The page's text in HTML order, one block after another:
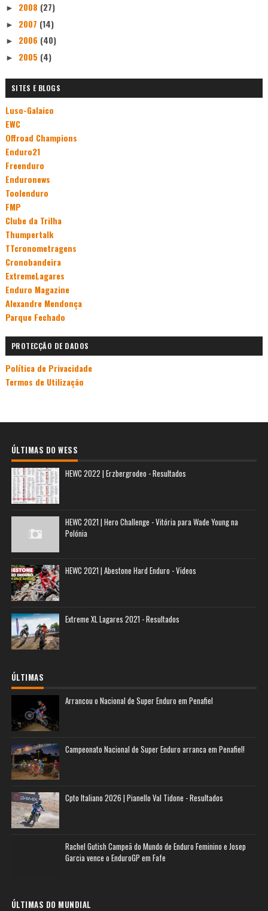
► 2008 (27)
► 2007 (14)
► 2006 (40)
► 2005 (4)
SITES E BLOGS
Luso-Galaico
EWC
Offroad Champions
Enduro21
Freenduro
Enduronews
Toolenduro
FMP
Clube da Trilha
Thumpertalk
TTcronometragens
Cronobandeira
ExtremeLagares
Enduro Magazine
Alexandre Mendonça
Parque Fechado
PROTECÇÃO DE DADOS
Política de Privacidade
Termos de Utilização
ÚLTIMAS DO WESS
HEWC 2022 | Erzbergrodeo - Resultados
HEWC 2021 | Hero Challenge - Vitória para Wade Young na
Polónia
HEWC 2021 | Abestone Hard Enduro - Videos
Extreme XL Lagares 2021 - Resultados
ÚLTIMAS
Arrancou o Nacional de Super Enduro em Penafiel
Campeonato Nacional de Super Enduro arranca em Penafiel!
Cpto Italiano 2026 | Pianello Val Tidone - Resultados
Rachel Gutish Campeã do Mundo de Enduro Feminino e Josep
Garcia vence o EnduroGP em Fafe
ÚLTIMAS DO MUNDIAL